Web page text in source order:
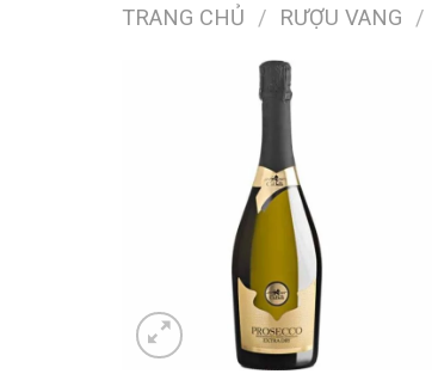
TRANG CHỦ / RƯỢU VANG /